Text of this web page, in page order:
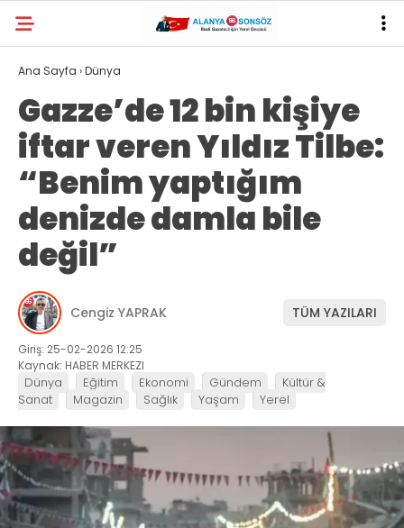
Ana Sayfa ›Dünya
Gazze’de 12 bin kişiye
iftar veren Yıldız Tilbe:
“Benim yaptığım
denizde damla bile
değil”
Cengiz YAPRAK TÜM YAZILARI
Giriş: 25-02-2026 12:25
Kaynak: HABER MERKEZI
Dünya Eğitim Ekonomi Gündem
Kültür &
Sanat
Magazin Sağlık Yaşam Yerel